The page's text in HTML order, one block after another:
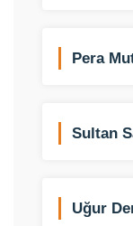
Pera
Sultan
Uğur